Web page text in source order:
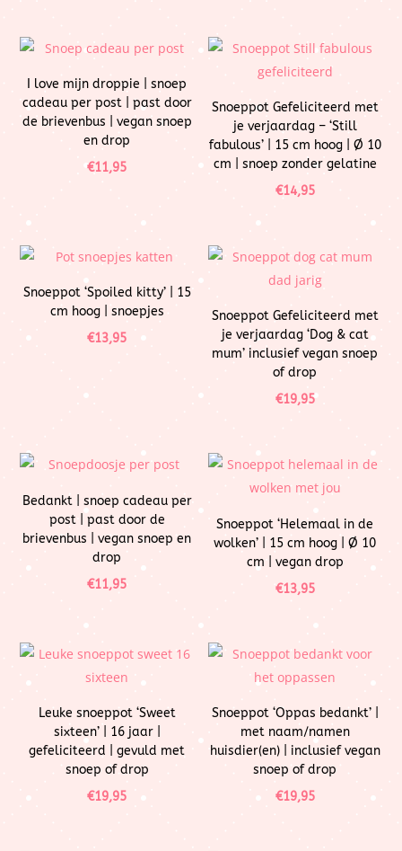
I love mijn droppie | snoep
cadeau per post | past door
de brievenbus | vegan snoep
en drop
€11,95
Snoeppot Gefeliciteerd met
je verjaardag – ‘Still
fabulous’ | 15 cm hoog | Ø 10
cm | snoep zonder gelatine
€14,95
Snoeppot ‘Spoiled kitty’ | 15
cm hoog | snoepjes
€13,95
Snoeppot Gefeliciteerd met
je verjaardag ‘Dog & cat
mum’ inclusief vegan snoep
of drop
€19,95
Bedankt | snoep cadeau per
post | past door de
brievenbus | vegan snoep en
drop
€11,95
Snoeppot ‘Helemaal in de
wolken’ | 15 cm hoog | Ø 10
cm | vegan drop
€13,95
Leuke snoeppot ‘Sweet
sixteen’ | 16 jaar |
gefeliciteerd | gevuld met
snoep of drop
€19,95
Snoeppot ‘Oppas bedankt’ |
met naam/namen
huisdier(en) | inclusief vegan
snoep of drop
€19,95